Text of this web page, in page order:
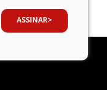
ASSINAR